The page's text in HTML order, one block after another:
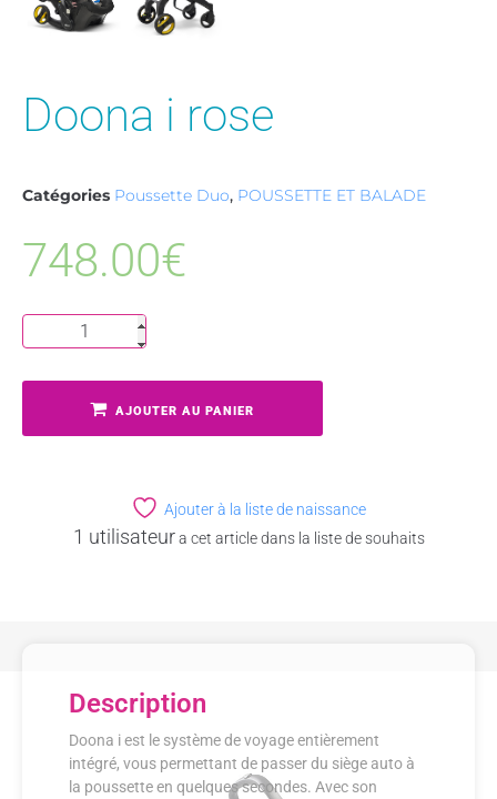
Doona i rose
Catégories Poussette Duo, POUSSETTE ET BALADE
748.00€
AJOUTER AU PANIER
Ajouter à la liste de naissance
1 utilisateura cet article dans la liste de souhaits
Description
Doona i est le système de voyage entièrement
intégré, vous permettant de passer du siège auto à
la poussette en quelques secondes. Avec son